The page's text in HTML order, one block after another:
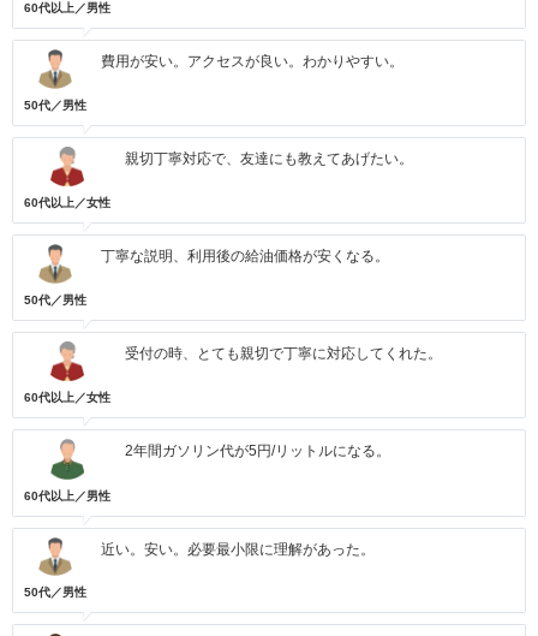
60代以上／男性
50代／男性
費用が安い。アクセスが良い。わかりやすい。
60代以上／女性
親切丁寧対応で、友達にも教えてあげたい。
50代／男性
丁寧な説明、利用後の給油価格が安くなる。
60代以上／女性
受付の時、とても親切で丁寧に対応してくれた。
60代以上／男性
2年間ガソリン代が5円/リットルになる。
50代／男性
近い。安い。必要最小限に理解があった。